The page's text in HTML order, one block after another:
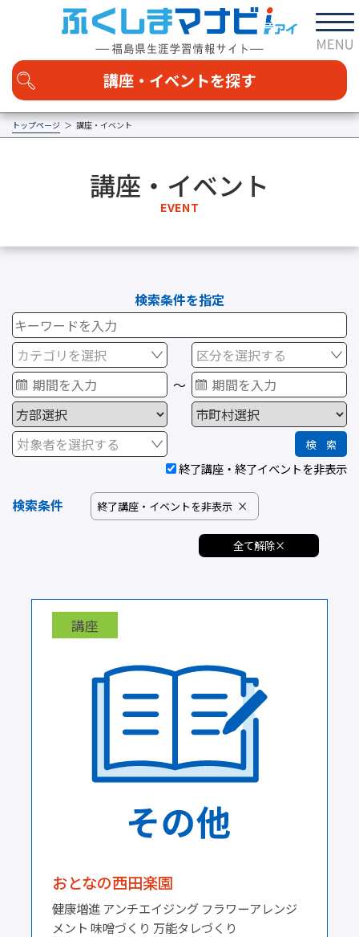
講座・イベントを探す
福島の学び 家庭・地域
社会・経済 自然・科学
芸術・文化
その他
エリアを選択する
日時を選択する
期限
終了講座・終了イベントを非表示
トップページ 講座・イベント
講座・イベント
EVENT
検索条件を指定
カテゴリを選択
～
区分を選択する
対象者を選択する
終了講座・終了イベントを非表示
検索条件 終了講座・イベントを非表示 ×
全て解除×
講座
おとなの西田楽園
健康増進 アンチエイジング フラワーアレンジ
メント 味噌づくり 万能タレづくり